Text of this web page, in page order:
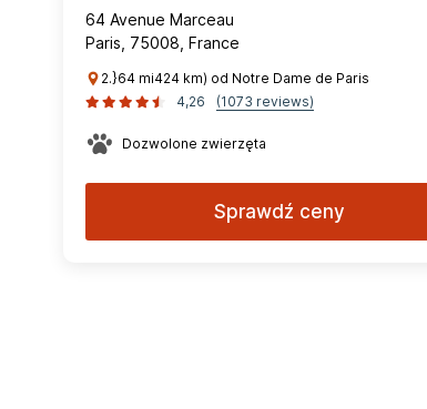
64 Avenue Marceau
Paris, 75008, France
2.}64 mi424 km) od Notre Dame de Paris
4,26
(1073 reviews)
Dozwolone zwierzęta
Sprawdź ceny